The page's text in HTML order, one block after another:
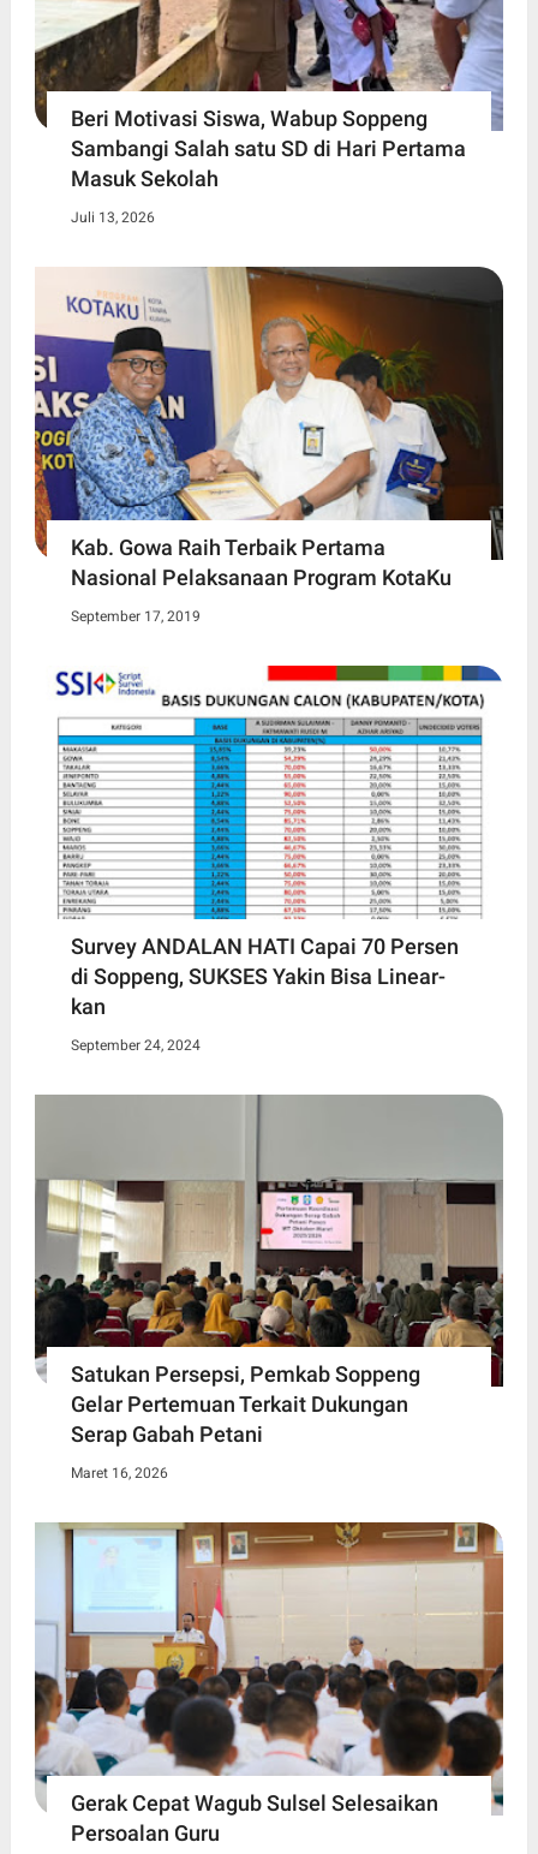
Beri Motivasi Siswa, Wabup Soppeng
Sambangi Salah satu SD di Hari Pertama
Masuk Sekolah
Juli 13, 2026
Kab. Gowa Raih Terbaik Pertama
Nasional Pelaksanaan Program KotaKu
September 17, 2019
Survey ANDALAN HATI Capai 70 Persen
di Soppeng, SUKSES Yakin Bisa Linear-
kan
September 24, 2024
Satukan Persepsi, Pemkab Soppeng
Gelar Pertemuan Terkait Dukungan
Serap Gabah Petani
Maret 16, 2026
Gerak Cepat Wagub Sulsel Selesaikan
Persoalan Guru